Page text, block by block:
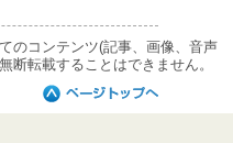
のコンテンツ(記事、画像、音声
断転載することはできません。